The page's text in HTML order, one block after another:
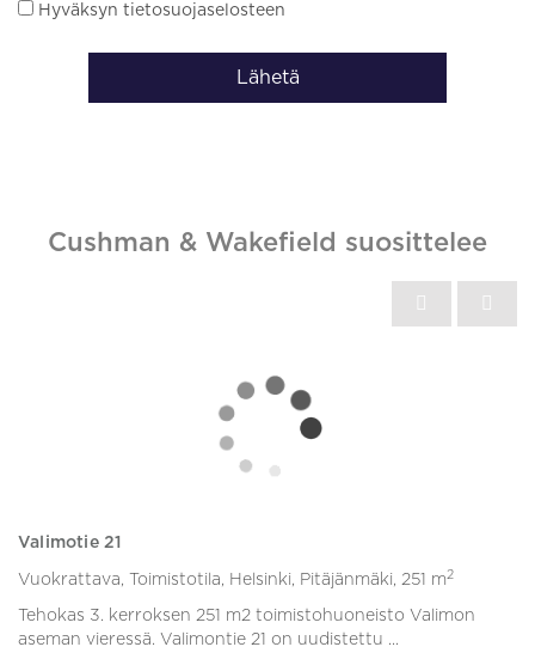
Hyväksyn tietosuojaselosteen
Lähetä
Cushman & Wakefield suosittelee
Valimotie 21
Vuokrattava, Toimistotila, Helsinki, Pitäjänmäki, 251 m 2
Tehokas 3. kerroksen 251 m2 toimistohuoneisto Valimon
aseman vieressä. Valimontie 21 on uudistettu ...